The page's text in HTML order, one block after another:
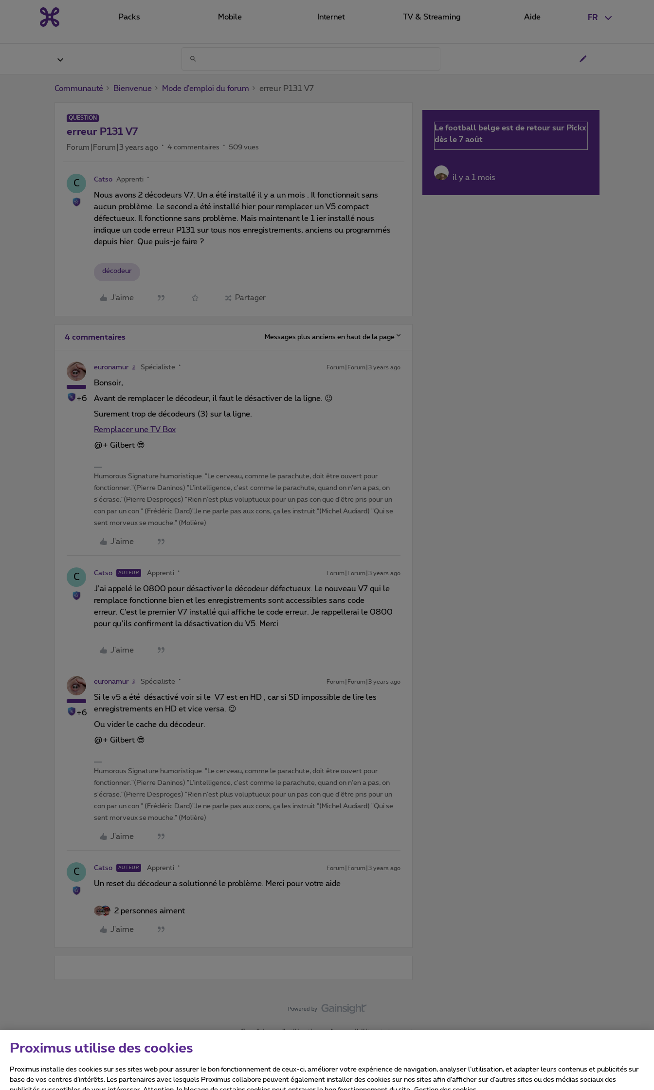
FR
Packs Mobile Internet TV & Streaming Aide
Communauté Bienvenue Mode d’emploi du forum erreur P131 V7
QUESTION
erreur P131 V7
Forum|Forum|3 years ago 4 commentaires 509 vues
C Catso Apprenti
Nous avons 2 décodeurs V7. Un a été installé il y a un mois . Il fonctionnait sans
aucun problème. Le second a été installé hier pour remplacer un V5 compact
défectueux. Il fonctionne sans problème. Mais maintenant le 1 ier installé nous
indique un code erreur P131 sur tous nos enregistrements, anciens ou programmés
depuis hier. Que puis-je faire ?
décodeur
J'aime Partager
4 commentaires Messages plus anciens en haut de la page
+6
euronamur Spécialiste Forum|Forum|3 years ago
Bonsoir,
Avant de remplacer le décodeur, il faut le désactiver de la ligne. 😉
Surement trop de décodeurs (3) sur la ligne.
Remplacer une TV Box
@+ Gilbert 😎
Humorous Signature humoristique. "Le cerveau, comme le parachute, doit être ouvert pour
fonctionner."(Pierre Daninos) "L'intelligence, c'est comme le parachute, quand on n'en a pas, on
s'écrase."(Pierre Desproges) "Rien n'est plus voluptueux pour un pas con que d'être pris pour un
con par un con." (Frédéric Dard)"Je ne parle pas aux cons, ça les instruit."(Michel Audiard) "Qui se
sent morveux se mouche." (Molière)
J'aime
C Catso AUTEUR Apprenti Forum|Forum|3 years ago
J’ai appelé le 0800 pour désactiver le décodeur défectueux. Le nouveau V7 qui le
remplace fonctionne bien et les enregistrements sont accessibles sans code
erreur. C’est le premier V7 installé qui affiche le code erreur. Je rappellerai le 0800
pour qu’ils confirment la désactivation du V5. Merci
J'aime
+6
euronamur Spécialiste Forum|Forum|3 years ago
Si le v5 a été désactivé voir si le V7 est en HD , car si SD impossible de lire les
enregistrements en HD et vice versa. 😉
Ou vider le cache du décodeur.
@+ Gilbert 😎
Humorous Signature humoristique. "Le cerveau, comme le parachute, doit être ouvert pour
fonctionner."(Pierre Daninos) "L'intelligence, c'est comme le parachute, quand on n'en a pas, on
s'écrase."(Pierre Desproges) "Rien n'est plus voluptueux pour un pas con que d'être pris pour un
con par un con." (Frédéric Dard)"Je ne parle pas aux cons, ça les instruit."(Michel Audiard) "Qui se
sent morveux se mouche." (Molière)
J'aime
C Catso AUTEUR Apprenti Forum|Forum|3 years ago
Un reset du décodeur a solutionné le problème. Merci pour votre aide
2 personnes aiment
J'aime
Le football belge est de retour sur Pickx
dès le 7 août
il y a 1 mois
Conditions d'utilisation Accessibility statement
Proximus utilise des cookies
Proximus installe des cookies sur ses sites web pour assurer le bon fonctionnement de ceux-ci, améliorer votre expérience de navigation, analyser l’utilisation, et adapter leurs contenus et publicités sur
base de vos centres d’intérêts. Les partenaires avec lesquels Proximus collabore peuvent également installer des cookies sur nos sites afin d’afficher sur d'autres sites ou des médias sociaux des